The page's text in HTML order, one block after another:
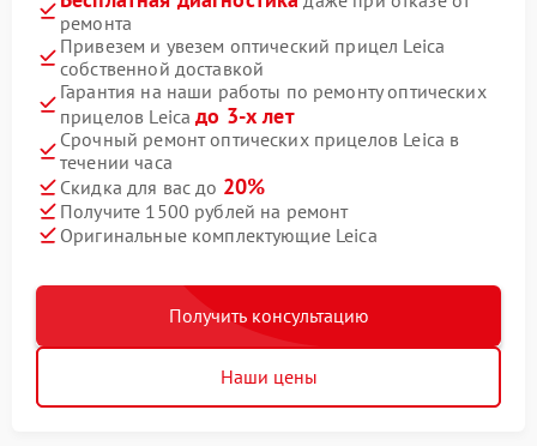
ремонта
Привезем и увезем оптический прицел Leica
собственной доставкой
Гарантия на наши работы по ремонту оптических
прицелов Leicaдо 3-х лет
Срочный ремонт оптических прицелов Leica в
течении часа
Скидка для вас до 20%
Получите 1500 рублей на ремонт
Оригинальные комплектующие Leica
Получить консультацию
Наши цены